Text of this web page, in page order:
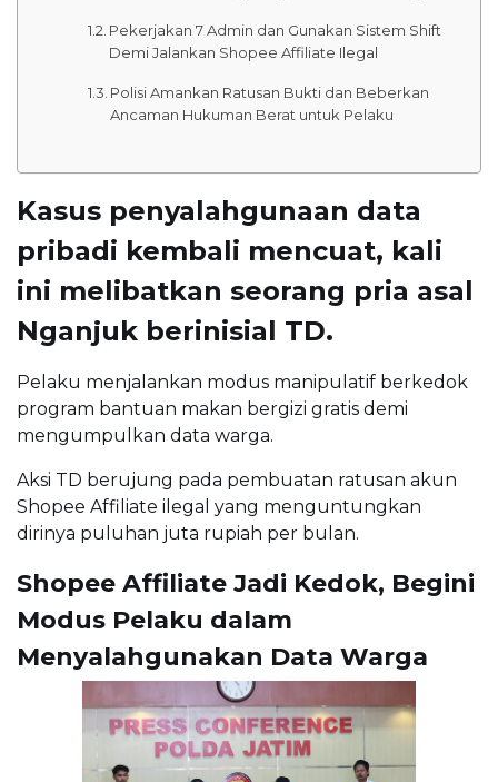
Pekerjakan 7 Admin dan Gunakan Sistem Shift
Demi Jalankan Shopee Affiliate Ilegal
Polisi Amankan Ratusan Bukti dan Beberkan
Ancaman Hukuman Berat untuk Pelaku
Kasus penyalahgunaan data
pribadi kembali mencuat, kali
ini melibatkan seorang pria asal
Nganjuk berinisial TD.
Pelaku menjalankan modus manipulatif berkedok
program bantuan makan bergizi gratis demi
mengumpulkan data warga.
Aksi TD berujung pada pembuatan ratusan akun
Shopee Affiliate ilegal yang menguntungkan
dirinya puluhan juta rupiah per bulan.
Shopee Affiliate Jadi Kedok, Begini
Modus Pelaku dalam
Menyalahgunakan Data Warga